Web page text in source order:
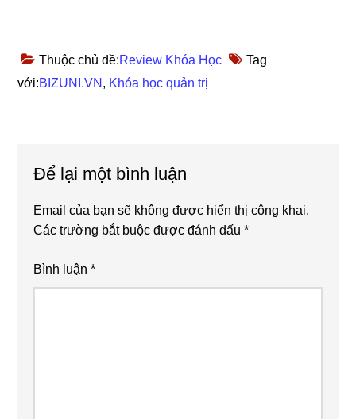
Thuộc chủ đề:Review Khóa Học
Tag
với:BIZUNI.VN , Khóa học quản trị
Interactions
Để lại một bình luận
Email của bạn sẽ không được hiển thị công khai.
Các trường bắt buộc được đánh dấu*
Bình luận*